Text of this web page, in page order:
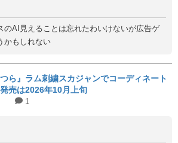
のAI見えることは忘れたわいけないが広告ゲ
かもしれない
つら』ラム刺繍スカジャンでコーディネート
売は2026年10月上旬
1